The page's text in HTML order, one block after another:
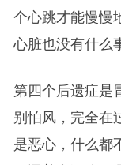
个心跳才能慢慢
心脏也没有什么
第四个后遗症是
别怕风，完全在
是恶心，什么都